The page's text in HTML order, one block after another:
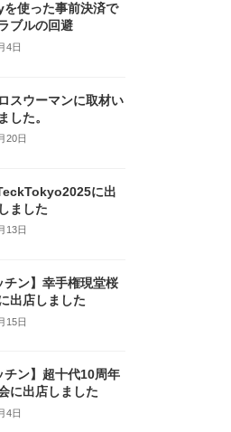
を使った事前決済で
ブルの回避
4日
スウーマンに取材い
した。
20日
に出
ました
13日
チン】幸手権現堂桜
出店しました
15日
チン】超十代10周年
に出店しました
4日